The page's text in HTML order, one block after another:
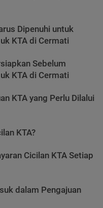
Dipenuhi untuk
KTA di Cermati
Sebelum
KTA di Cermati
KTA yang Perlu Dilalui
KTA?
Cicilan KTA Setiap
dalam Pengajuan